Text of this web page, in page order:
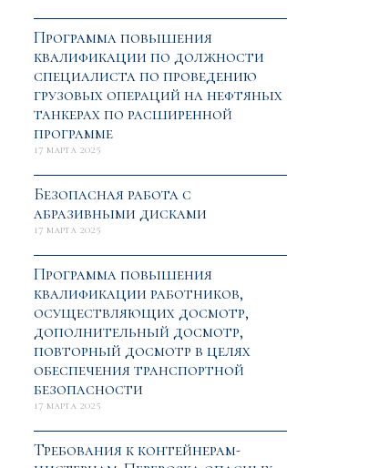
Программа повышения
квалификации по должности
специалиста по проведению
грузовых операций на нефтяных
танкерах по расширенной
программе
17 марта 2025
Безопасная работа с
абразивными дисками
17 марта 2025
Программа повышения
квалификации работников,
осуществляющих досмотр,
дополнительный досмотр,
повторный досмотр в целях
обеспечения транспортной
безопасности
17 марта 2025
Требования к контейнерам-